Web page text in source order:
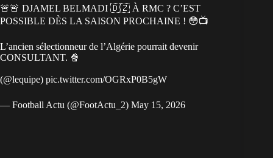
🚨🚨 DJAMEL BELMADI 🇩🇿 À RMC ? C’EST
POSSIBLE DÈS LA SAISON PROCHAINE ! 😳📺
L’ancien sélectionneur de l’Algérie pourrait devenir
CONSULTANT. 🍿
(@lequipe) pic.twitter.com/OGRxP0B5gW
— Football Actu (@FootActu_2) May 15, 2026